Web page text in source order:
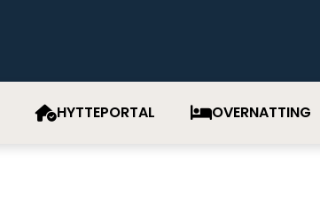
HYTTEPORTAL OVERNATTING